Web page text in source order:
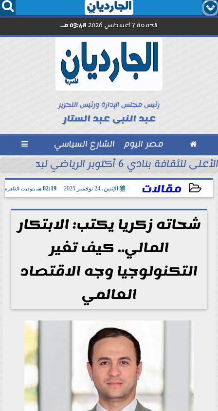
  
الجمعة 7 أغسطس 2026 03:48 مـ
رئيس مجلس الإدارة ورئيس التحرير
عبد النبى عبد الستار
 مصر اليوم الشارع السياسي 
التاريخ في...
الأعلى للثقافة بنادي 6 أكتوبر الرياضي لبحث ظاهرة العنف المجتمعي
مقالات الإثنين، 24 نوفمبر 2025 02:19 مـ بتوقيت القاهرة
2025-11-24 14:19:56
شحاته زكريا يكتب: الابتكار
المالي.. كيف تغير
التكنولوجيا وجه الاقتصاد
العالمي